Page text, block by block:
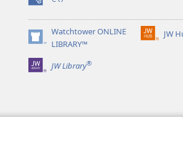
(opens
new
window)Watchtower ONLINE
LIBRARY™
(opens
new
window)
JW
(opens
JW Library®